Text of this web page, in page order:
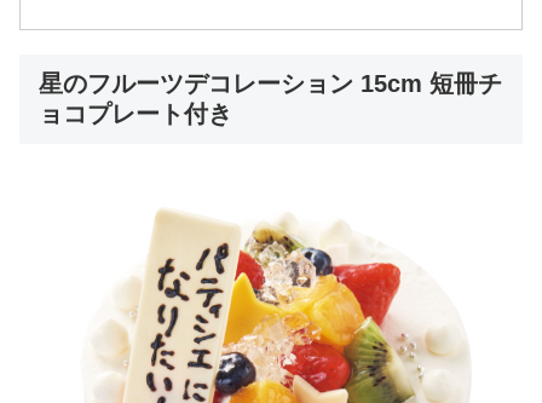
星のフルーツデコレーション 15cm 短冊チ
ョコプレート付き